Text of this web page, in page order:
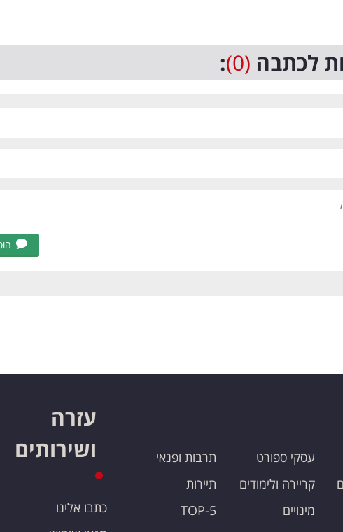
לכתבה (0)
:
עסקי ספורט
קריירה ולימודים
מינויים
תרבות ופנאי
תיירות
TOP-5
עזרה
ושירותים
כתבו אלינו